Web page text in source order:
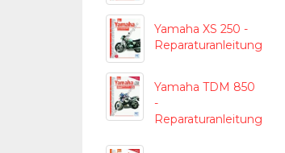
Yamaha XS 250 -
Reparaturanleitung
Yamaha TDM 850
-
Reparaturanleitung